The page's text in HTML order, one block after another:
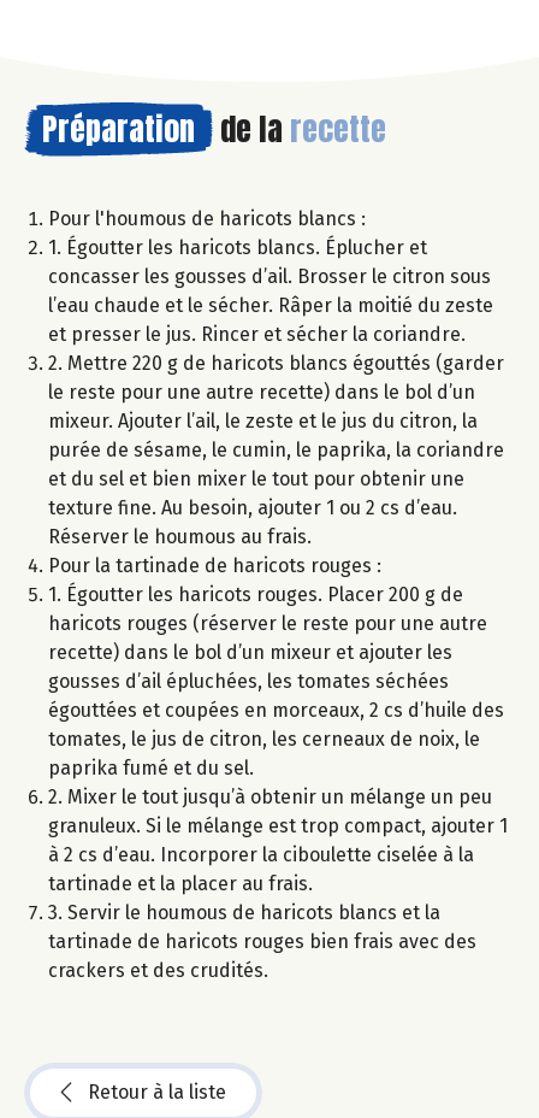
Préparation de la recette
Pour l'houmous de haricots blancs :
1. Égoutter les haricots blancs. Éplucher et
concasser les gousses d’ail. Brosser le citron sous
l’eau chaude et le sécher. Râper la moitié du zeste
et presser le jus. Rincer et sécher la coriandre.
2. Mettre 220 g de haricots blancs égouttés (garder
le reste pour une autre recette) dans le bol d’un
mixeur. Ajouter l’ail, le zeste et le jus du citron, la
purée de sésame, le cumin, le paprika, la coriandre
et du sel et bien mixer le tout pour obtenir une
texture fine. Au besoin, ajouter 1 ou 2 cs d’eau.
Réserver le houmous au frais.
Pour la tartinade de haricots rouges :
1. Égoutter les haricots rouges. Placer 200 g de
haricots rouges (réserver le reste pour une autre
recette) dans le bol d’un mixeur et ajouter les
gousses d’ail épluchées, les tomates séchées
égouttées et coupées en morceaux, 2 cs d’huile des
tomates, le jus de citron, les cerneaux de noix, le
paprika fumé et du sel.
2. Mixer le tout jusqu’à obtenir un mélange un peu
granuleux. Si le mélange est trop compact, ajouter 1
à 2 cs d’eau. Incorporer la ciboulette ciselée à la
tartinade et la placer au frais.
3. Servir le houmous de haricots blancs et la
tartinade de haricots rouges bien frais avec des
crackers et des crudités.
Retour à la liste